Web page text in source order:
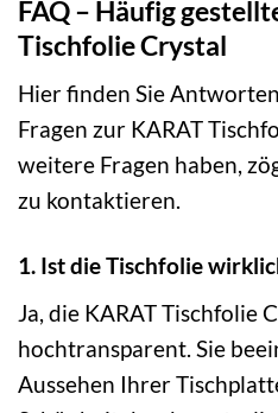
FAQ – Häufig
Tischfolie Crystal
Hier finden Sie
Fragen zur KARAT
weitere Fragen haben,
zu kontaktieren.
1. Ist die Tischfolie
Ja, die KARAT Tischfolie
hochtransparent. Sie
Aussehen Ihrer